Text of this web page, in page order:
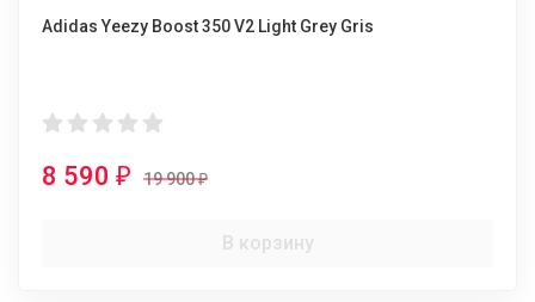
Adidas Yeezy Boost 350 V2 Light Grey Gris
8 590 ₽ 19 900₽
В корзину